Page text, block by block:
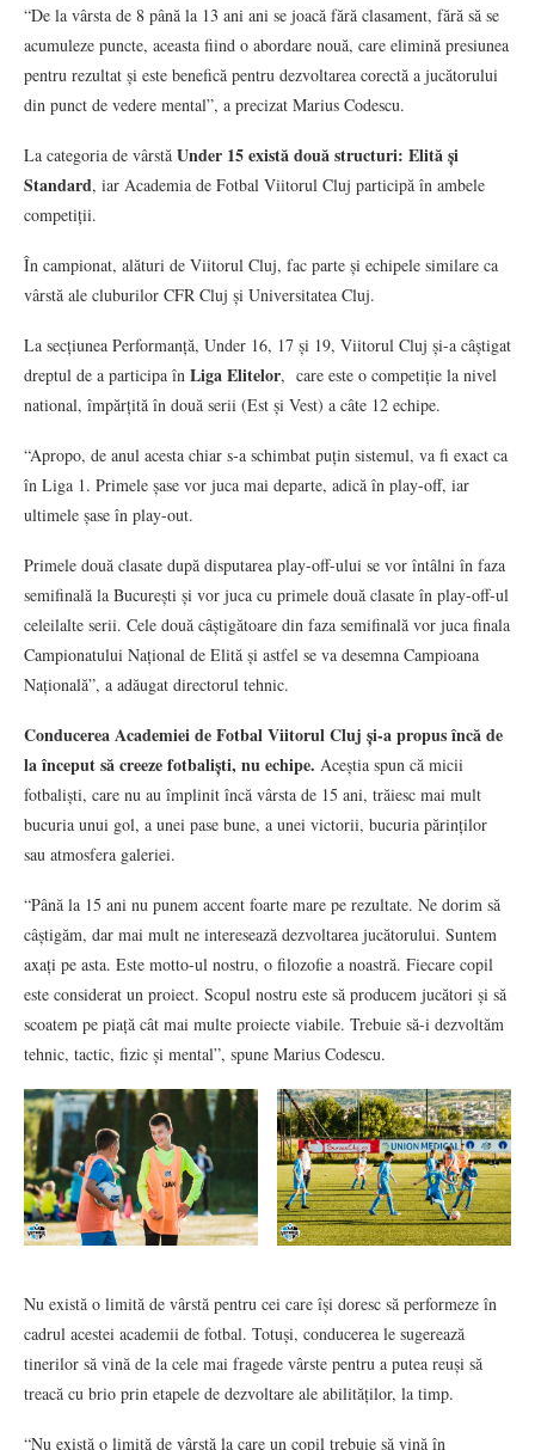
“De la vârsta de 8 până la 13 ani ani se joacă fără clasament, fără să se
acumuleze puncte, aceasta fiind o abordare nouă, care elimină presiunea
pentru rezultat și este benefică pentru dezvoltarea corectă a jucătorului
din punct de vedere mental”, a precizat Marius Codescu.
La categoria de vârstă Under 15 există două structuri: Elită și
Standard, iar Academia de Fotbal Viitorul Cluj participă în ambele
competiții.
În campionat, alături de Viitorul Cluj, fac parte și echipele similare ca
vârstă ale cluburilor CFR Cluj și Universitatea Cluj.
La secțiunea Performanță, Under 16, 17 și 19, Viitorul Cluj și-a câștigat
dreptul de a participa în Liga Elitelor, care este o competiție la nivel
national, împărțită în două serii (Est și Vest) a câte 12 echipe.
“Apropo, de anul acesta chiar s-a schimbat puțin sistemul, va fi exact ca
în Liga 1. Primele șase vor juca mai departe, adică în play-off, iar
ultimele șase în play-out.
Primele două clasate după disputarea play-off-ului se vor întâlni în faza
semifinală la București și vor juca cu primele două clasate în play-off-ul
celeilalte serii. Cele două câștigătoare din faza semifinală vor juca finala
Campionatului Național de Elită și astfel se va desemna Campioana
Națională”, a adăugat directorul tehnic.
Conducerea Academiei de Fotbal Viitorul Cluj și-a propus încă de
la început să creeze fotbaliști, nu echipe. Aceștia spun că micii
fotbaliști, care nu au împlinit încă vârsta de 15 ani, trăiesc mai mult
bucuria unui gol, a unei pase bune, a unei victorii, bucuria părinților
sau atmosfera galeriei.
“Până la 15 ani nu punem accent foarte mare pe rezultate. Ne dorim să
câștigăm, dar mai mult ne interesează dezvoltarea jucătorului. Suntem
axați pe asta. Este motto-ul nostru, o filozofie a noastră. Fiecare copil
este considerat un proiect. Scopul nostru este să producem jucători și să
scoatem pe piață cât mai multe proiecte viabile. Trebuie să-i dezvoltăm
tehnic, tactic, fizic și mental”, spune Marius Codescu.
Nu există o limită de vârstă pentru cei care își doresc să performeze în
cadrul acestei academii de fotbal. Totuși, conducerea le sugerează
tinerilor să vină de la cele mai fragede vârste pentru a putea reuși să
treacă cu brio prin etapele de dezvoltare ale abilităților, la timp.
“Nu există o limită de vârstă la care un copil trebuie să vină în